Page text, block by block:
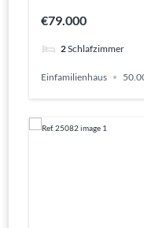
€79.000
2Schlafzimmer
Einfamilienhaus